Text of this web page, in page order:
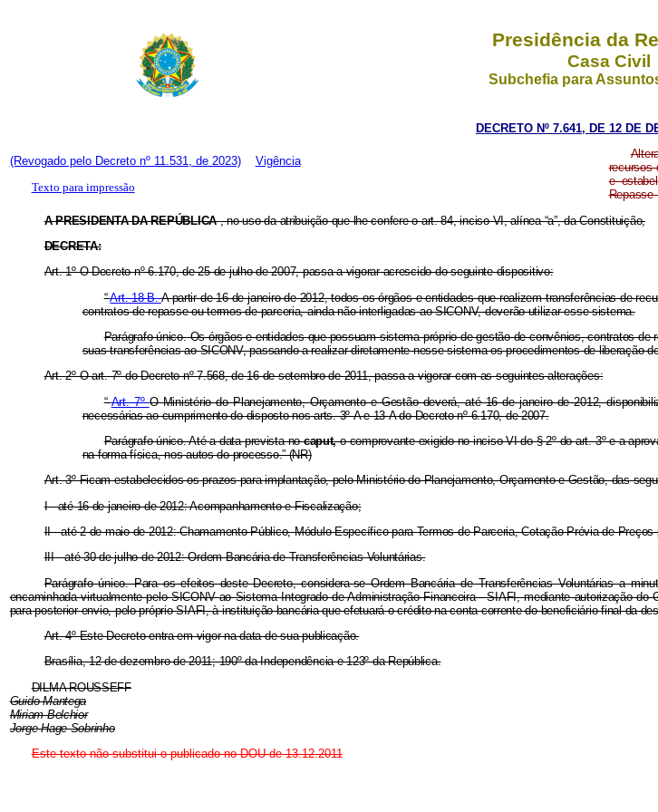
Presidência da
Casa Civil
Subchefia para
DECRETO Nº 7.641, DE 12 DE
(Revogado pelo Decreto nº 11.531, de 2023)
Vigência
Texto para impressão
recursos
e
Repasse
A PRESIDENTA DA REPÚBLICA, no uso da atribuição que lhe confere o art. 84, inciso VI, alínea “a”, da Constituição,
DECRETA:
Art. 1º O Decreto nº 6.170, de 25 de julho de 2007, passa a vigorar acrescido do seguinte dispositivo:
“Art. 18-B.A partir de 16 de janeiro de 2012, todos os órgãos e entidades que realizem transferências de
contratos de repasse ou termos de parceria, ainda não interligadas ao SICONV, deverão utilizar esse sistema.
Parágrafo único. Os órgãos e entidades que possuam sistema próprio de gestão de convênios, contratos
suas transferências ao SICONV, passando a realizar diretamente nesse sistema os procedimentos de liberação
Art. 2º O art. 7º do Decreto nº 7.568, de 16 de setembro de 2011, passa a vigorar com as seguintes alterações:
“Art. 7ºO Ministério do Planejamento, Orçamento e Gestão deverá, até 16 de janeiro de 2012,
necessárias ao cumprimento do disposto nos arts. 3º-A e 13-A do Decreto nº 6.170, de 2007.
Parágrafo único. Até a data prevista nocaput,o comprovante exigido no inciso VI do § 2º do art. 3º e a
na forma física, nos autos do processo.” (NR)
Art. 3º Ficam estabelecidos os prazos para implantação, pelo Ministério do Planejamento, Orçamento e Gestão, das
I - até 16 de janeiro de 2012: Acompanhamento e Fiscalização;
II - até 2 de maio de 2012: Chamamento Público, Módulo Específico para Termos de Parceria, Cotação Prévia de
III - até 30 de julho de 2012: Ordem Bancária de Transferências Voluntárias.
Parágrafo único. Para os efeitos deste Decreto, considera-se Ordem Bancária de Transferências Voluntárias a
encaminhada virtualmente pelo SICONV ao Sistema Integrado de Administração Financeira - SIAFI, mediante autorização
para posterior envio, pelo próprio SIAFI, à instituição bancária que efetuará o crédito na conta corrente do beneficiário final da
Art. 4º Este Decreto entra em vigor na data de sua publicação.
Brasília, 12 de dezembro de 2011; 190º da Independência e 123º da República.
DILMA ROUSSEFF
Guido Mantega
Miriam Belchior
Jorge Hage Sobrinho
Este texto não substitui o publicado no DOU de 13.12.2011